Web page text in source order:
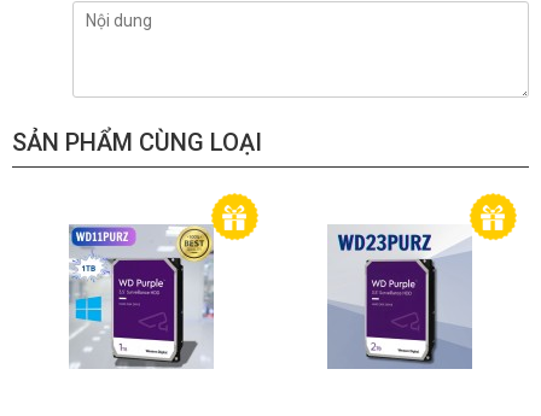
SẢN PHẨM CÙNG LOẠI